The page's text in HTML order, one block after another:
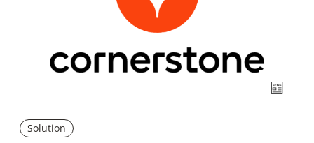
Solution